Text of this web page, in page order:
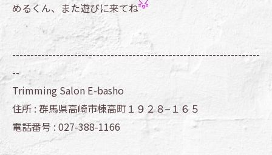
めるくん、また遊びに来てね
--------------------------------------------------------------------
--
Trimming Salon E-basho
住所 : 群馬県高崎市棟高町１９２８−１６５
電話番号 : 027-388-1166